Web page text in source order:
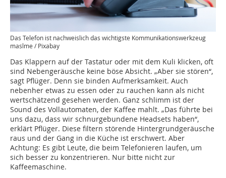
Das Telefon ist nachweislich das wichtigste Kommunikationswerkzeug
maslme / Pixabay
Das Klappern auf der Tastatur oder mit dem Kuli klicken, oft
sind Nebengeräusche keine böse Absicht. „Aber sie stören“,
sagt Pflüger. Denn sie binden Aufmerksamkeit. Auch
nebenher etwas zu essen oder zu rauchen kann als nicht
wertschätzend gesehen werden. Ganz schlimm ist der
Sound des Vollautomaten, der Kaffee mahlt. „Das führte bei
uns dazu, dass wir schnurgebundene Headsets haben“,
erklärt Pflüger. Diese filtern störende Hintergrundgeräusche
raus und der Gang in die Küche ist erschwert. Aber
Achtung: Es gibt Leute, die beim Telefonieren laufen, um
sich besser zu konzentrieren. Nur bitte nicht zur
Kaffeemaschine.